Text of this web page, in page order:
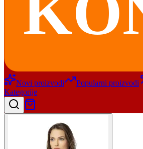
Novi proizvodi Popularni proizvodi
Kategorije